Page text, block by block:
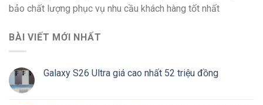
bảo chất lượng phục vụ nhu cầu khách hàng tốt nhất
BÀI VIẾT MỚI NHẤT
Galaxy S26 Ultra giá cao nhất 52 triệu đồng